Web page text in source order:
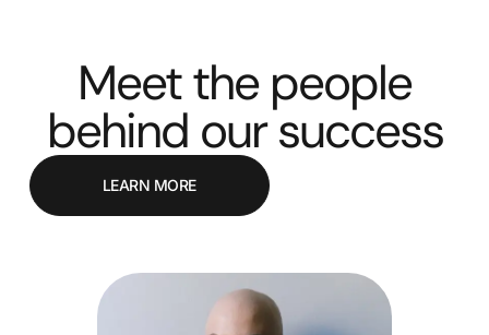
Meet the people
behind our success
LEARN MORE